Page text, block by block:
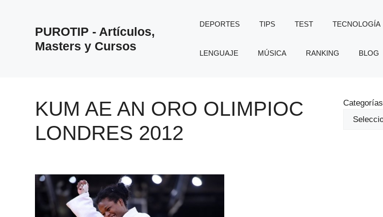
PUROTIP - Artículos,
Masters y Cursos
DEPORTES TIPS TEST TECNOLOGÍA
LENGUAJE MÚSICA RANKING BLOG
KUM AE AN ORO OLIMPIOC
LONDRES 2012
Categorías